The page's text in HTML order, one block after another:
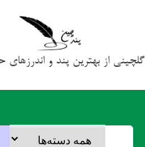
گلچینی از بهترین پند و اندرزهای